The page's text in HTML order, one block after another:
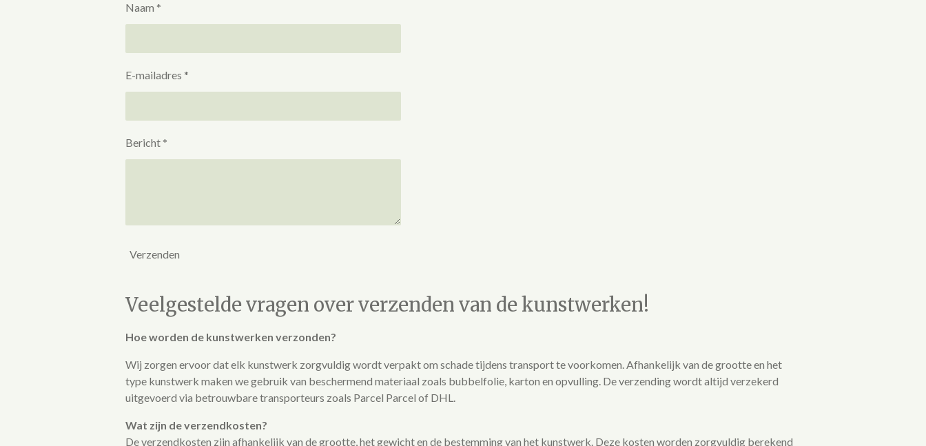
Naam *
E-mailadres *
Bericht *
Verzenden
Veelgestelde vragen over verzenden van de kunstwerken!
Hoe worden de kunstwerken verzonden?
Wij zorgen ervoor dat elk kunstwerk zorgvuldig wordt verpakt om schade tijdens transport te voorkomen. Afhankelijk van de grootte en het
type kunstwerk maken we gebruik van beschermend materiaal zoals bubbelfolie, karton en opvulling. De verzending wordt altijd verzekerd
uitgevoerd via betrouwbare transporteurs zoals Parcel Parcel of DHL.
Wat zijn de verzendkosten?
De verzendkosten zijn afhankelijk van de grootte, het gewicht en de bestemming van het kunstwerk. Deze kosten worden zorgvuldig berekend